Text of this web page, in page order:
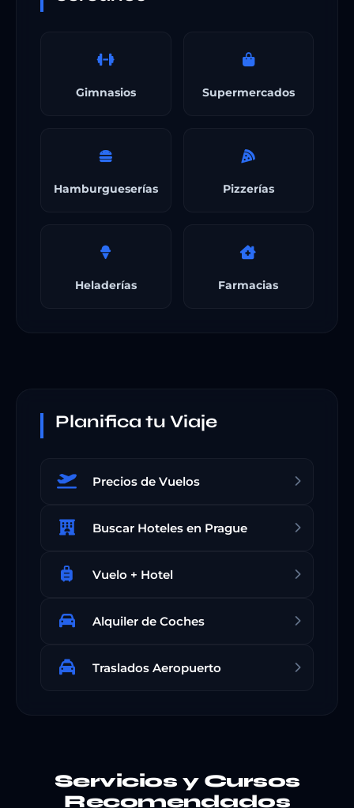
Gimnasios Supermercados
Hamburgueserías Pizzerías
Heladerías Farmacias
Planifica tu Viaje
Precios de Vuelos
Buscar Hoteles en Prague
Vuelo + Hotel
Alquiler de Coches
Traslados Aeropuerto
Servicios y Cursos
Recomendados